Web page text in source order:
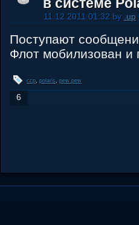
в системе
11.12.2011 01:32 by .up
Поступают
Флот мобилизован и
ccp, polaris, pew pew
6